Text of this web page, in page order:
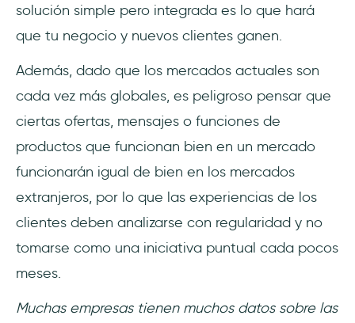
solución simple pero integrada es lo que hará
que tu negocio y nuevos clientes ganen.
Además, dado que los mercados actuales son
cada vez más globales, es peligroso pensar que
ciertas ofertas, mensajes o funciones de
productos que funcionan bien en un mercado
funcionarán igual de bien en los mercados
extranjeros, por lo que las experiencias de los
clientes deben analizarse con regularidad y no
tomarse como una iniciativa puntual cada pocos
meses.
Muchas empresas tienen muchos datos sobre las